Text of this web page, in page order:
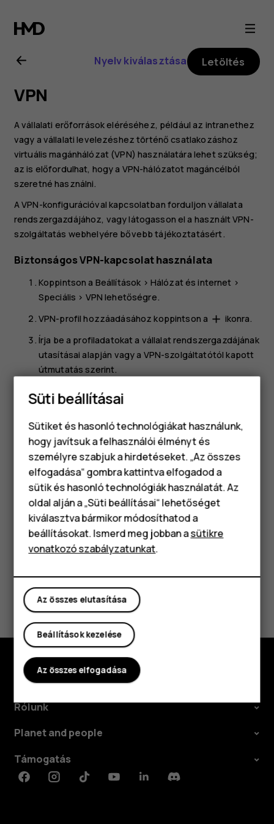
Nokia
8.1
felhasználói
kézikönyv
Okostelefonok
Klasszikus telefonok
Tartozékok
Táblagépek
Nyelv kiválasztása Letöltés
VPN
A vállalati erőforrások eléréséhez, például az intranethez
vagy a vállalati levelezéshez történő csatlakozáshoz
virtuális magánhálózat (VPN) használatára lehet szükség;
az is előfordulhat, hogy a VPN-hálózatot magáncélból
szeretné használni.
A VPN-konfigurációval kapcsolatban forduljon vállalata
rendszergazdájához, vagy látogasson el a használt VPN-
szolgáltatás webhelyére bővebb tájékoztatásért.
Biztonságos VPN-kapcsolat használata
Koppintson a Beállítások > Hálózat és internet >
Speciális > VPN lehetőségre.
VPN-profil hozzáadásához koppintson a add ikonra.
Írja be a profiladatokat a vállalat rendszergazdájának
utasításai alapján vagy a VPN-szolgáltatótól kapott
útmutatás szerint.
VPN-profil szerkesztése
Módosítsa az információkat szükség szerint.
VPN-profil törlése
Koppintson asettingselemre a profil neve mellett.
Koppintson aVPN ELFELEJTÉSElehetőségre.
Hasznosnak találtad?
Igen Nem
Fedezd fel
Rólunk
Planet and people
Támogatás
FacebookInstagramTiktokYoutubeLinkedinDiscord
Süti beállításai
Sütiket és hasonló technológiákat használunk,
hogy javítsuk a felhasználói élményt és
személyre szabjuk a hirdetéseket. „Az összes
elfogadása“ gombra kattintva elfogadod a
sütik és hasonló technológiák használatát. Az
oldal alján a „Süti beállításai“ lehetőséget
kiválasztva bármikor módosíthatod a
beállításokat. Ismerd meg jobban asütikre
vonatkozó szabályzatunkat.
Az összes elutasítása
Beállítások kezelése
Az összes elfogadása